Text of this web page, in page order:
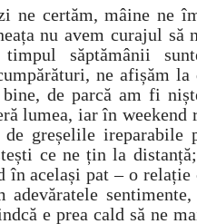
ne certăm, mâine ne
nu avem curajul să
săptămânii
ne afișăm la
de parcă am fi
lumea, iar în
de greșelile
ce ne țin la
în același pat – o relație
adevăratele
e prea cald să ne